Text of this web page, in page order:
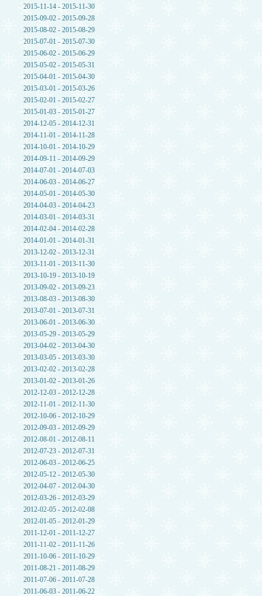
2015-11-14 - 2015-11-30
2015-09-02 - 2015-09-28
2015-08-02 - 2015-08-29
2015-07-01 - 2015-07-30
2015-06-02 - 2015-06-29
2015-05-02 - 2015-05-31
2015-04-01 - 2015-04-30
2015-03-01 - 2015-03-26
2015-02-01 - 2015-02-27
2015-01-03 - 2015-01-27
2014-12-05 - 2014-12-31
2014-11-01 - 2014-11-28
2014-10-01 - 2014-10-29
2014-09-11 - 2014-09-29
2014-07-01 - 2014-07-03
2014-06-03 - 2014-06-27
2014-05-01 - 2014-05-30
2014-04-03 - 2014-04-23
2014-03-01 - 2014-03-31
2014-02-04 - 2014-02-28
2014-01-01 - 2014-01-31
2013-12-02 - 2013-12-31
2013-11-01 - 2013-11-30
2013-10-19 - 2013-10-19
2013-09-02 - 2013-09-23
2013-08-03 - 2013-08-30
2013-07-01 - 2013-07-31
2013-06-01 - 2013-06-30
2013-05-29 - 2013-05-29
2013-04-02 - 2013-04-30
2013-03-05 - 2013-03-30
2013-02-02 - 2013-02-28
2013-01-02 - 2013-01-26
2012-12-03 - 2012-12-28
2012-11-01 - 2012-11-30
2012-10-06 - 2012-10-29
2012-09-03 - 2012-09-29
2012-08-01 - 2012-08-11
2012-07-23 - 2012-07-31
2012-06-03 - 2012-06-25
2012-05-12 - 2012-05-30
2012-04-07 - 2012-04-30
2012-03-26 - 2012-03-29
2012-02-05 - 2012-02-08
2012-01-05 - 2012-01-29
2011-12-01 - 2011-12-27
2011-11-02 - 2011-11-26
2011-10-06 - 2011-10-29
2011-08-21 - 2011-08-29
2011-07-06 - 2011-07-28
2011-06-03 - 2011-06-22